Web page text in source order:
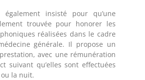
également insisté pour qu’une
trouvée pour honorer les
réalisées dans le cadre
générale. Il propose un
avec une rémunération
suivant qu’elles sont effectuées
la nuit.